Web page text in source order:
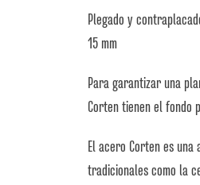
Plegado y
15 mm
Para garantizar una
Corten tienen el fondo
El acero Corten es
tradicionales como la